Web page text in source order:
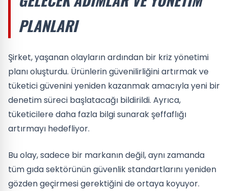
PLANLARI
Şirket, yaşanan olayların ardından bir kriz yönetimi
planı oluşturdu. Ürünlerin güvenilirliğini artırmak ve
tüketici güvenini yeniden kazanmak amacıyla yeni bir
denetim süreci başlatacağı bildirildi. Ayrıca,
tüketicilere daha fazla bilgi sunarak şeffaflığı
artırmayı hedefliyor.
Bu olay, sadece bir markanın değil, aynı zamanda
tüm gıda sektörünün güvenlik standartlarını yeniden
gözden geçirmesi gerektiğini de ortaya koyuyor.